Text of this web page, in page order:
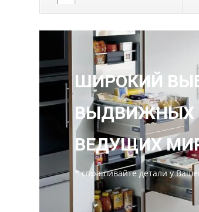
ШИРОКИЙ
ВЫДВИЖНЫХ
ВЕДУЩИХ
* спрашивайте детали у